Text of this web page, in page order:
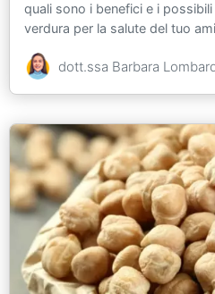
quali sono i benefici e i
verdura per la salute del tuo
dott.ssa Barbara